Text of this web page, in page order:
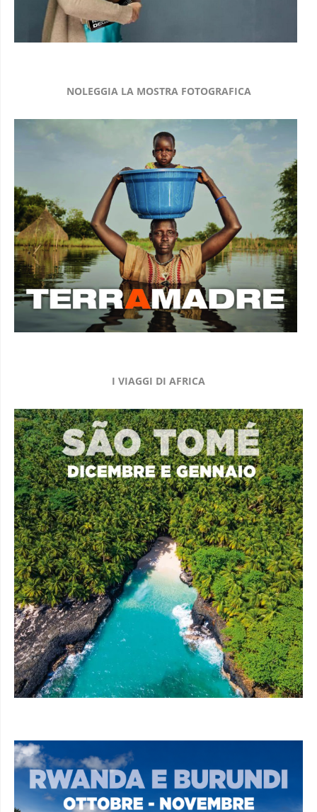
NOLEGGIA LA MOSTRA FOTOGRAFICA
I VIAGGI DI AFRICA